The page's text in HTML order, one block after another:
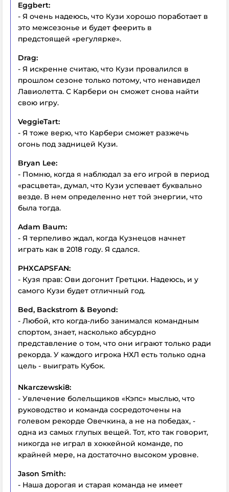
Eggbert:
- Я очень надеюсь, что Кузи хорошо поработает в
это межсезонье и будет феерить в
предстоящей «регулярке».
Drag:
- Я искренне считаю, что Кузи провалился в
прошлом сезоне только потому, что ненавидел
Лавиолетта. С Карбери он сможет снова найти
свою игру.
VeggieTart:
- Я тоже верю, что Карбери сможет разжечь
огонь под задницей Кузи.
Bryan Lee:
- Помню, когда я наблюдал за его игрой в период
«расцвета», думал, что Кузи успевает буквально
везде. В нем определенно нет той энергии, что
была тогда.
Adam Baum:
- Я терпеливо ждал, когда Кузнецов начнет
играть как в 2018 году. Я сдался.
PHXCAPSFAN:
- Кузя прав: Ови догонит Гретцки. Надеюсь, и у
самого Кузи будет отличный год.
Bed, Backstrom & Beyond:
- Любой, кто когда-либо занимался командным
спортом, знает, насколько абсурдно
представление о том, что они играют только ради
рекорда. У каждого игрока НХЛ есть только одна
цель - выиграть Кубок.
Nkarczewski8:
- Увлечение болельщиков «Кэпс» мыслью, что
руководство и команда сосредоточены на
голевом рекорде Овечкина, а не на победах, -
одна из самых глупых вещей. Тот, кто так говорит,
никогда не играл в хоккейной команде, по
крайней мере, на достаточно высоком уровне.
Jason Smith:
- Наша дорогая и старая команда не имеет